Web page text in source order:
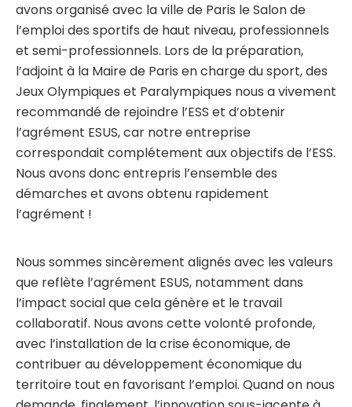
avons organisé avec la ville de Paris le Salon de
l’emploi des sportifs de haut niveau, professionnels
et semi-professionnels. Lors de la préparation,
l’adjoint à la Maire de Paris en charge du sport, des
Jeux Olympiques et Paralympiques nous a vivement
recommandé de rejoindre l’ESS et d’obtenir
l’agrément ESUS, car notre entreprise
correspondait complétement aux objectifs de l’ESS.
Nous avons donc entrepris l’ensemble des
démarches et avons obtenu rapidement
l’agrément !
Nous sommes sincèrement alignés avec les valeurs
que reflète l’agrément ESUS, notamment dans
l’impact social que cela génère et le travail
collaboratif. Nous avons cette volonté profonde,
avec l’installation de la crise économique, de
contribuer au développement économique du
territoire tout en favorisant l’emploi. Quand on nous